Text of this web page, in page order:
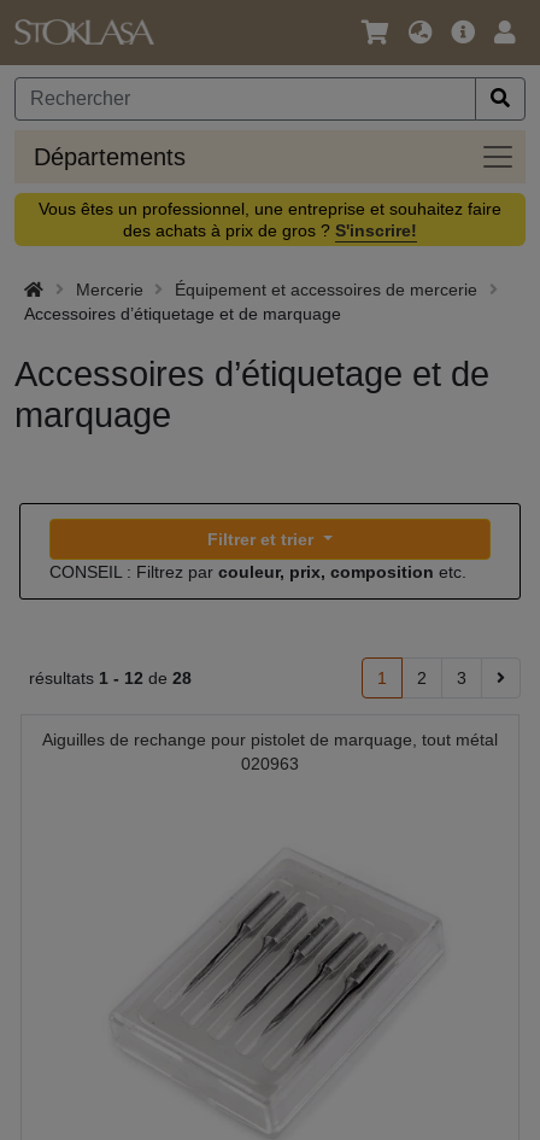
Langue
Devise
Offre
Départements
Vous êtes un professionnel, une entreprise et souhaitez faire
des achats à prix de gros ? S'inscrire!
Mercerie
Équipement et accessoires de mercerie
Accessoires d’étiquetage et de marquage
Accessoires d’étiquetage et de
marquage
Filtrer et trier
CONSEIL : Filtrez par couleur, prix, composition etc.
résultats 1 - 12 de 28 1 2 3
Aiguilles de rechange pour pistolet de marquage, tout métal
020963